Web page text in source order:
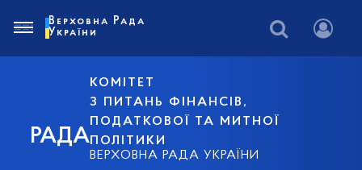
РАДА
КОМІТЕТ
З ПИТАНЬ ФІНАНСІВ,
ПОДАТКОВОЇ ТА МИТНОЇ
ПОЛІТИКИ
ВЕРХОВНА РАДА УКРАЇНИ
Верховна Рада
України